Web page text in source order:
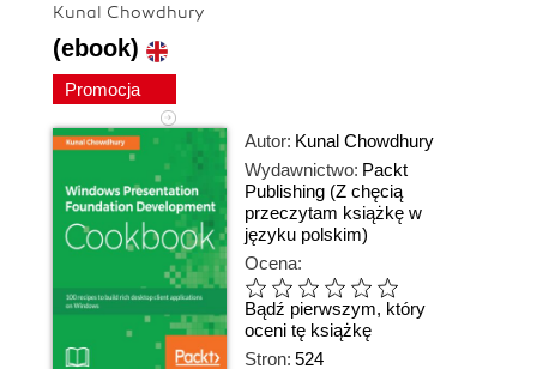
Kunal Chowdhury
(ebook)
Promocja
Autor: Kunal Chowdhury
Wydawnictwo: Packt
Publishing (Z chęcią
przeczytam książkę w
języku polskim)
Ocena:
Bądź pierwszym, który
oceni tę książkę
Stron: 524